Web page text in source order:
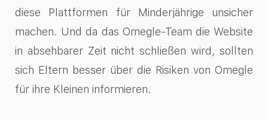
diese Plattformen für Minderjährige unsicher
machen. Und da das Omegle-Team die Website
in absehbarer Zeit nicht schließen wird, sollten
sich Eltern besser über die Risiken von Omegle
für ihre Kleinen informieren.